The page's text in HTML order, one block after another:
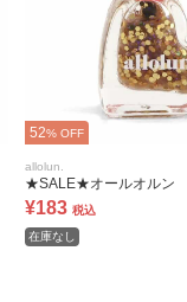
52% OFF
allolun.
★SALE★オールオルン
¥183 税込
在庫なし